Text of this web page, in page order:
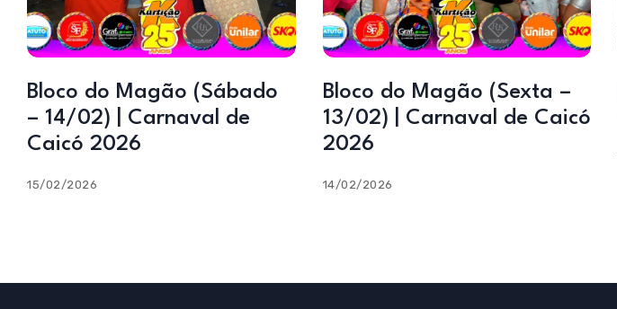
Bloco do Magão (Sábado
– 14/02) | Carnaval de
Caicó 2026
15/02/2026
Bloco do Magão (Sexta –
13/02) | Carnaval de Caicó
2026
14/02/2026